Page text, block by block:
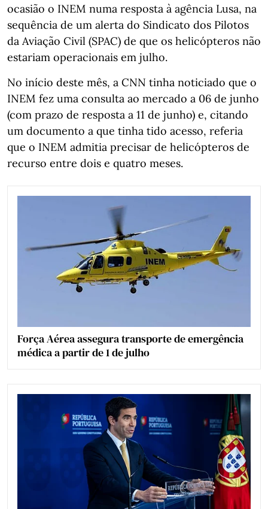
ocasião o INEM numa resposta à agência Lusa, na
sequência de um alerta do Sindicato dos Pilotos
da Aviação Civil (SPAC) de que os helicópteros não
estariam operacionais em julho.
No início deste mês, a CNN tinha noticiado que o
INEM fez uma consulta ao mercado a 06 de junho
(com prazo de resposta a 11 de junho) e, citando
um documento a que tinha tido acesso, referia
que o INEM admitia precisar de helicópteros de
recurso entre dois e quatro meses.
Força Aérea assegura transporte de emergência
médica a partir de 1 de julho